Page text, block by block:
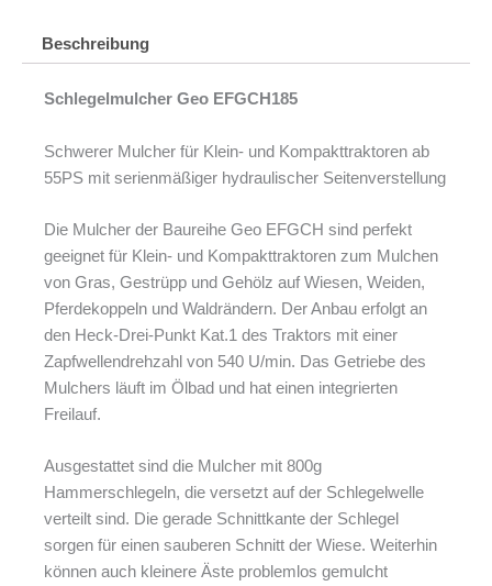
Beschreibung
Schlegelmulcher Geo EFGCH185
Schwerer Mulcher für Klein- und Kompakttraktoren ab
55PS mit serienmäßiger hydraulischer Seitenverstellung
Die Mulcher der Baureihe Geo EFGCH sind perfekt
geeignet für Klein- und Kompakttraktoren zum Mulchen
von Gras, Gestrüpp und Gehölz auf Wiesen, Weiden,
Pferdekoppeln und Waldrändern. Der Anbau erfolgt an
den Heck-Drei-Punkt Kat.1 des Traktors mit einer
Zapfwellendrehzahl von 540 U/min. Das Getriebe des
Mulchers läuft im Ölbad und hat einen integrierten
Freilauf.
Ausgestattet sind die Mulcher mit 800g
Hammerschlegeln, die versetzt auf der Schlegelwelle
verteilt sind. Die gerade Schnittkante der Schlegel
sorgen für einen sauberen Schnitt der Wiese. Weiterhin
können auch kleinere Äste problemlos gemulcht